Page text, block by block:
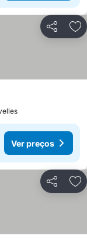
Partilhar
Ver preços
Partilhar